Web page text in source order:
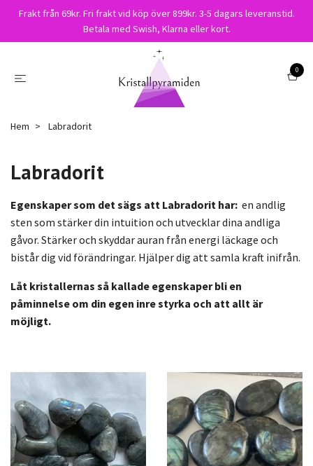
Frakt från 69kr. Fri frakt vid köp över 899kr. 3-5 dagars leveranstid.
Betala med Swish, Klarna eller kort.
0
Hem Labradorit
Labradorit
Egenskaper som det sägs att Labradorit har: en andlig
sten som stärker din intuition och utvecklar dina andliga
gåvor. Stärker och skyddar auran från energi läckage och
bistår dig vid förändringar. Hjälper dig att samla kraft inifrån.
Låt kristallernas så kallade egenskaper bli en
påminnelse om din egen inre styrka och att allt är
möjligt.